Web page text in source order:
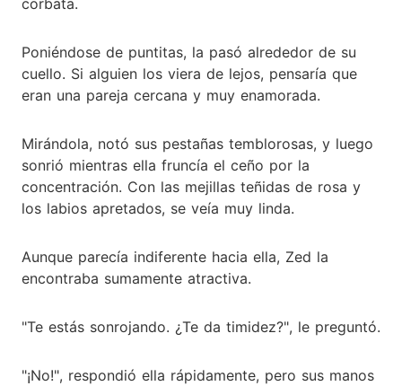
Poniéndose de puntitas, la pasó alrededor de su
cuello. Si alguien los viera de lejos, pensaría que
eran una pareja cercana y muy enamorada.
Mirándola, notó sus pestañas temblorosas, y luego
sonrió mientras ella fruncía el ceño por la
concentración. Con las mejillas teñidas de rosa y
los labios apretados, se veía muy linda.
Aunque parecía indiferente hacia ella, Zed la
encontraba sumamente atractiva.
"Te estás sonrojando. ¿Te da timidez?", le preguntó.
"¡No!", respondió ella rápidamente, pero sus manos